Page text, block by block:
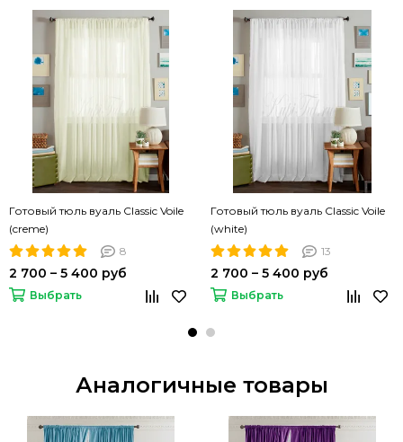
Готовый тюль вуаль Classic Voile
(creme)
8
2 700 – 5 400 руб
Выбрать
Готовый тюль вуаль Classic Voile
(white)
13
2 700 – 5 400 руб
Выбрать
Аналогичные товары